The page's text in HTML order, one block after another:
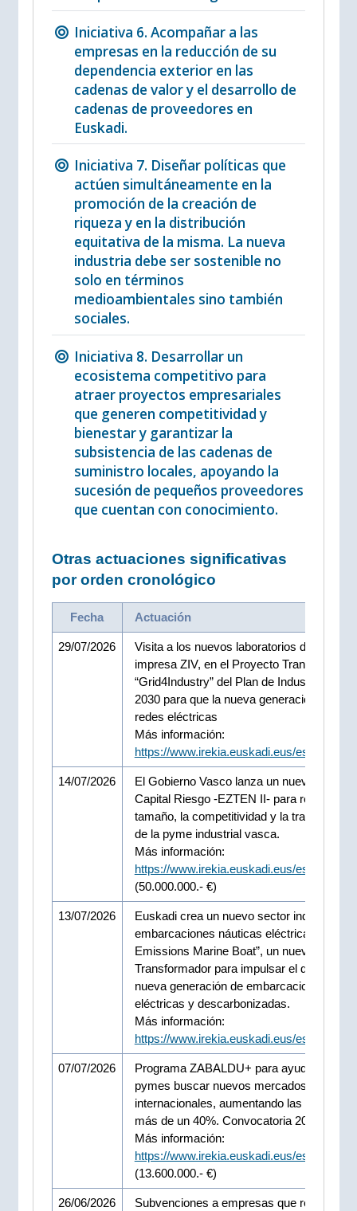
Iniciativa 6. Acompañar a las
empresas en la reducción de su
dependencia exterior en las
cadenas de valor y el desarrollo de
cadenas de proveedores en
Euskadi.
Iniciativa 7. Diseñar políticas que
actúen simultáneamente en la
promoción de la creación de
riqueza y en la distribución
equitativa de la misma. La nueva
industria debe ser sostenible no
solo en términos
medioambientales sino también
sociales.
Iniciativa 8. Desarrollar un
ecosistema competitivo para
atraer proyectos empresariales
que generen competitividad y
bienestar y garantizar la
subsistencia de las cadenas de
suministro locales, apoyando la
sucesión de pequeños proveedores
que cuentan con conocimiento.
Otras actuaciones significativas
por orden cronológico
Fecha Actuación
29/07/2026
Visita a los nuevos laboratorios digitales
impresa ZIV, en el Proyecto
“Grid4Industry” del Plan de Industria –
2030 para que la nueva generación digital
redes eléctricas
Más información:
https://www.irekia.euskadi.eus/es/news/
14/07/2026
El Gobierno Vasco lanza un nuevo Fondo
Capital Riesgo -EZTEN II- para reforzar el
tamaño, la competitividad y la
de la pyme industrial vasca.
Más información:
https://www.irekia.euskadi.eus/es/news/
(50.000.000.- €)
13/07/2026
Euskadi crea un nuevo sector industrial de
embarcaciones náuticas eléctricas: “Zero
Emissions Marine Boat”, un nuevo
Transformador para impulsar el desarrollo
nueva generación de embarcaciones
eléctricas y descarbonizadas.
Más información:
https://www.irekia.euskadi.eus/es/news/
07/07/2026
Programa ZABALDU+ para ayudar a las
pymes buscar nuevos mercados
internacionales, aumentando las ayudas
más de un 40%. Convocatoria 2026
Más información:
https://www.irekia.euskadi.eus/es/news/
(13.600.000.- €)
26/06/2026
Subvenciones a empresas que realicen